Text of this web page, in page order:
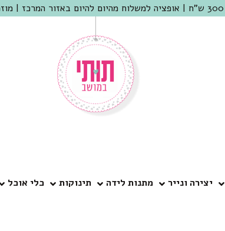
יצירה ונייר מתנות לידה תינוקות כלי אוכל